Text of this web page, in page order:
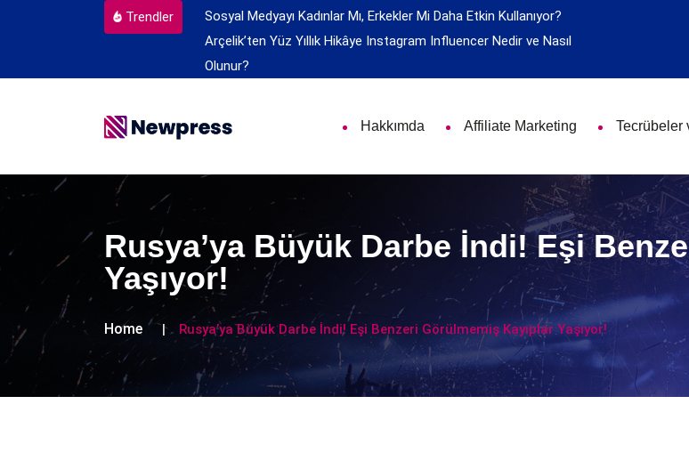
Trendler
Sosyal Medyayı Kadınlar Mı, Erkekler Mi Daha Etkin Kullanıyor?
Arçelik’ten Yüz Yıllık Hikâye Instagram Influencer Nedir ve Nasıl
Olunur?
Hakkımda Affiliate Marketing Tecrübeler
Rusya’ya Büyük Darbe İndi! Eşi
Yaşıyor!
Home Rusya’ya Büyük Darbe İndi! Eşi Benzeri Görülmemiş Kayıplar Yaşıyor!